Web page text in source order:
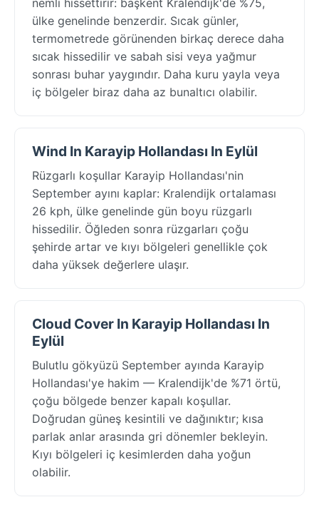
ülke genelinde benzerdir. Sıcak günler,
termometrede görünenden birkaç derece daha
sıcak hissedilir ve sabah sisi veya yağmur
sonrası buhar yaygındır. Daha kuru yayla veya
iç bölgeler biraz daha az bunaltıcı olabilir.
Wind In Karayip Hollandası In Eylül
Rüzgarlı koşullar Karayip Hollandası'nin
September ayını kaplar: Kralendijk ortalaması
26 kph, ülke genelinde gün boyu rüzgarlı
hissedilir. Öğleden sonra rüzgarları çoğu
şehirde artar ve kıyı bölgeleri genellikle çok
daha yüksek değerlere ulaşır.
Cloud Cover In Karayip Hollandası In
Eylül
Bulutlu gökyüzü September ayında Karayip
Hollandası'ye hakim — Kralendijk'de %71 örtü,
çoğu bölgede benzer kapalı koşullar.
Doğrudan güneş kesintili ve dağınıktır; kısa
parlak anlar arasında gri dönemler bekleyin.
Kıyı bölgeleri iç kesimlerden daha yoğun
olabilir.